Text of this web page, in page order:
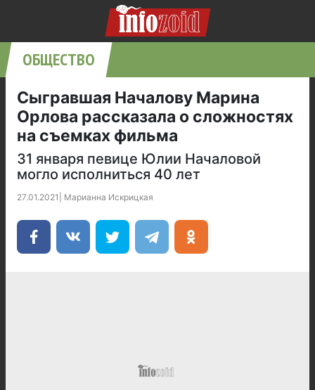
ОБЩЕСТВО
Сыгравшая Началову Марина
Орлова рассказала о сложностях
на съемках фильма
31 января певице Юлии Началовой
могло исполниться 40 лет
27.01.2021 Марианна Искрицкая